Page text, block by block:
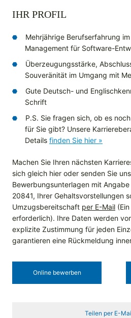
IHR PROFIL
Mehrjährige Berufserfahrung
Management für Software-
Überzeugungsstärke,
Souveränität im Umgang mit
Gute Deutsch- und
Schrift
P.S. Sie fragen sich, ob es
für Sie gibt? Unsere
Details finden Sie hier »
Machen Sie Ihren nächsten
sich gleich hier oder senden Sie
Bewerbungsunterlagen mit
20841, Ihrer Gehaltsvorstellungen
Umzugsbereitschaft per E-Mail
erforderlich). Ihre Daten werden
explizite Zustimmung für jeden
garantieren eine Rückmeldung
Online bewerben
Teilen per E-